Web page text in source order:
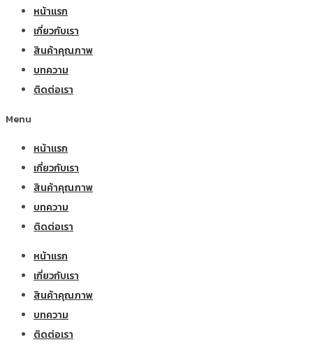
หน้าแรก
เกี่ยวกับเรา
สินค้าคุณภาพ
บทความ
ติดต่อเรา
Menu
หน้าแรก
เกี่ยวกับเรา
สินค้าคุณภาพ
บทความ
ติดต่อเรา
หน้าแรก
เกี่ยวกับเรา
สินค้าคุณภาพ
บทความ
ติดต่อเรา